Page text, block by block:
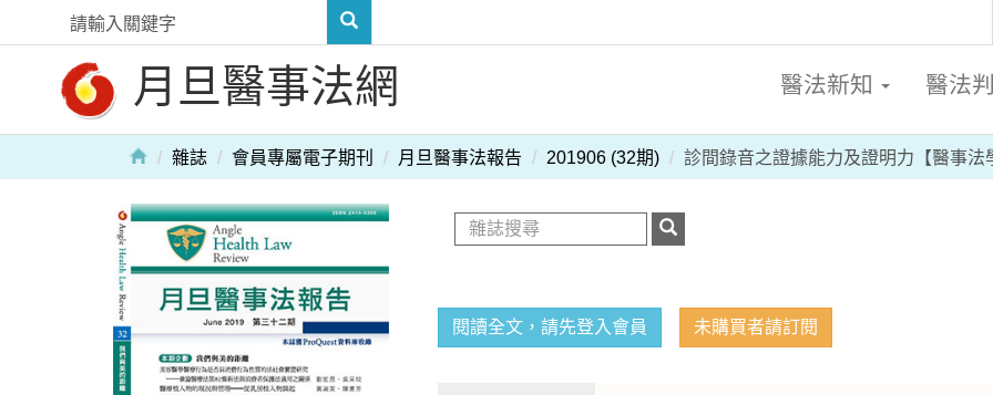
月旦醫事法網 醫法新知 醫法
雜誌 會員專屬電子期刊 月旦醫事法報告 201906 (32期) 診間錄音之證據能力及證明力【醫事法
閱讀全文，請先登入會員 未購買者請訂閱